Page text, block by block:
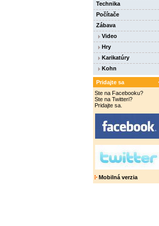
Technika
Počítače
Zábava
Video
Hry
Karikatúry
Kohn
Pridajte sa
Ste na Facebooku?
Ste na Twitteri?
Pridajte sa.
Mobilná verzia